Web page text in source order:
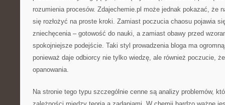
rozumienia procesów. Zdajechemie.pl może jednak pokazać, że
się rozłożyć na proste kroki. Zamiast poczucia chaosu pojawia
zniechęcenia – gotowość do nauki, a zamiast obawy przed
spokojniejsze podejście. Taki styl prowadzenia bloga ma
ponieważ daje odbiorcy nie tylko wiedzę, ale również poczucie,
opanowania.
Na stronie tego typu szczególnie cenne są analizy problemów,